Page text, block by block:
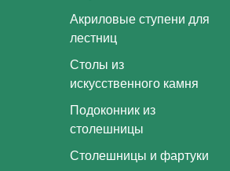
Акриловые ступени для
лестниц
Столы из
искусственного камня
Подоконник из
столешницы
Столешницы и фартуки